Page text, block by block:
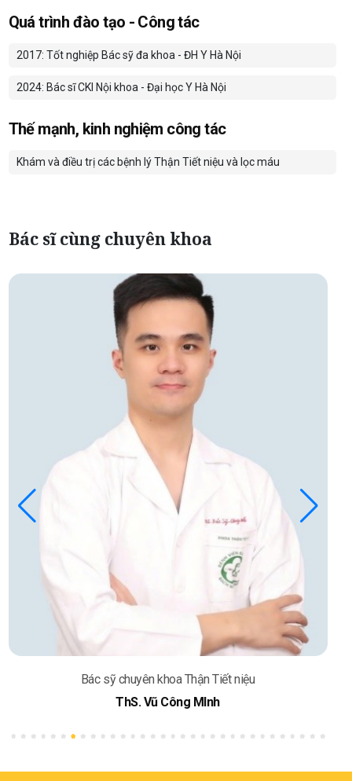
Quá trình đào tạo - Công tác
2017: Tốt nghiệp Bác sỹ đa khoa - ĐH Y Hà Nội
2024: Bác sĩ CKI Nội khoa - Đại học Y Hà Nội
Thế mạnh, kinh nghiệm công tác
Khám và điều trị các bệnh lý Thận Tiết niệu và lọc máu
Bác sĩ cùng chuyên khoa
Bác sỹ chuyên khoa Thận Tiết niệu
ThS. Vũ Công MInh